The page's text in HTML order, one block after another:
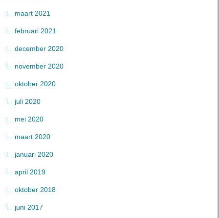
maart 2021
februari 2021
december 2020
november 2020
oktober 2020
juli 2020
mei 2020
maart 2020
januari 2020
april 2019
oktober 2018
juni 2017